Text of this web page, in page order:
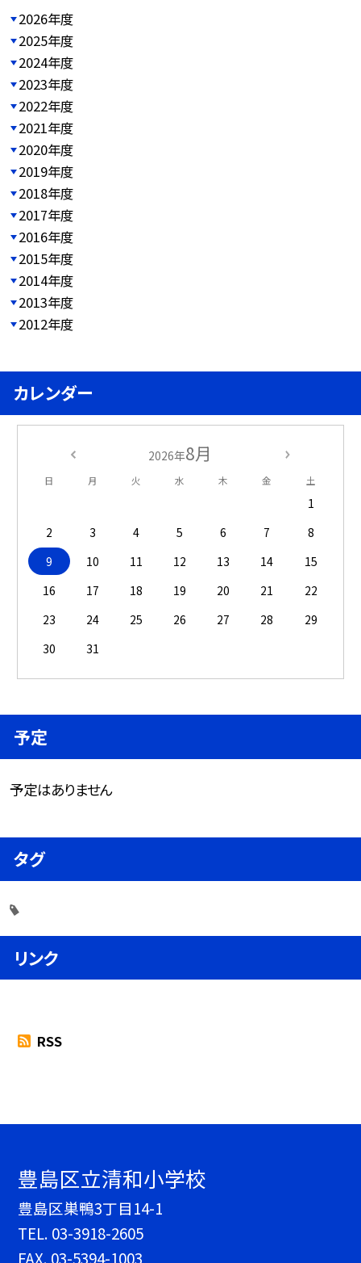
2026年度
2025年度
2024年度
2023年度
2022年度
2021年度
2020年度
2019年度
2018年度
2017年度
2016年度
2015年度
2014年度
2013年度
2012年度
カレンダー
2026年8月
日 月 火 水 木 金 土
1
2
3 4 5 6 7
8
9
10 11 12 13 14
15
16
17 18 19 20 21
22
23
24 25 26 27 28
29
30
31
予定
予定はありません
タグ
リンク
RSS
豊島区立清和小学校
豊島区巣鴨3丁目14-1
TEL. 03-3918-2605
FAX. 03-5394-1003